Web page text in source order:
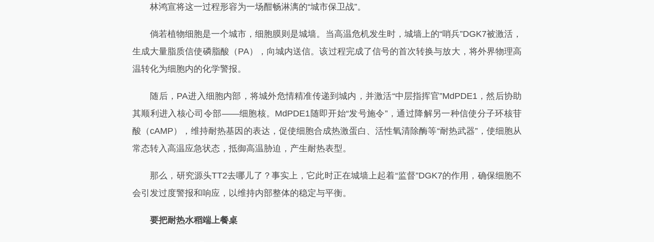
林鸿宣将这一过程形容为一场酣畅淋漓的“城市保卫战”。
倘若植物细胞是一个城市，细胞膜则是城墙。当高温危机发生时，城墙上的“哨兵”DGK7被激活，
生成大量脂质信使磷脂酸（PA），向城内送信。该过程完成了信号的首次转换与放大，将外界物理高
温转化为细胞内的化学警报。
随后，PA进入细胞内部，将城外危情精准传递到城内，并激活“中层指挥官”MdPDE1，然后协助
其顺利进入核心司令部——细胞核。MdPDE1随即开始“发号施令”，通过降解另一种信使分子环核苷
酸（cAMP），维持耐热基因的表达，促使细胞合成热激蛋白、活性氧清除酶等“耐热武器”，使细胞从
常态转入高温应急状态，抵御高温胁迫，产生耐热表型。
那么，研究源头TT2去哪儿了？事实上，它此时正在城墙上起着“监督”DGK7的作用，确保细胞不
会引发过度警报和响应，以维持内部整体的稳定与平衡。
要把耐热水稻端上餐桌